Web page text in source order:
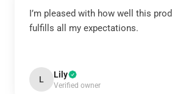
I’m pleased with how well this
fulfills all my expectations.
L Lily
Verified owner